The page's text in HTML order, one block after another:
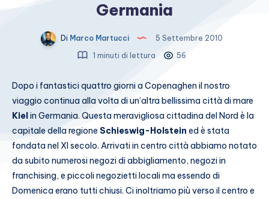
Germania
Di Marco Martucci
5 Settembre 2010
1 minuti di lettura
56
Dopo i fantastici quattro giorni a Copenaghen il nostro
viaggio continua alla volta di un’altra bellissima città di mare
Kielin Germania. Questa meravigliosa cittadina del Nord è la
capitale della regione Schieswig-Holstein ed è stata
fondata nel XI secolo. Arrivati in centro città abbiamo notato
da subito numerosi negozi di abbigliamento, negozi in
franchising, e piccoli negozietti locali ma essendo di
Domenica erano tutti chiusi. Ci inoltriamo più verso il centro e